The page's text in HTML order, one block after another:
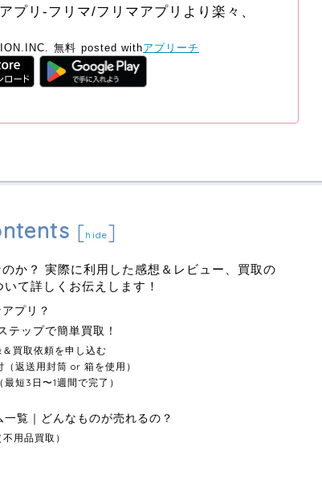
プリ-フリマ/フリマアプリより楽々、
無料 posted withアプリーチ
[hide]
か？ 実際に利用した感想＆レビュー、買取の
て詳しくお伝えします！
プリ？
テップで簡単買取！
買取依頼を申し込む
返送用封筒 or 箱を使用）
短3日〜1週間で完了）
覧｜どんなものが売れるの？
用品買取）